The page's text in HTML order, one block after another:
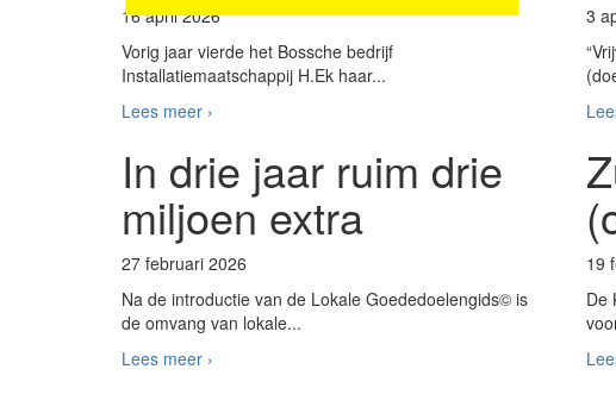
16 april 2026
Vorig jaar vierde het Bossche bedrijf
Installatiemaatschappij H.Ek haar...
Lees meer ›
3
In drie jaar ruim drie
miljoen extra
27 februari 2026
Na de introductie van de Lokale Goededoelengids© is
de omvang van lokale...
Lees meer ›
19
De